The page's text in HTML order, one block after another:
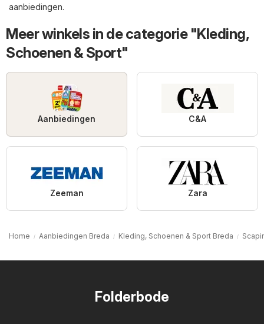
aanbiedingen.
Meer winkels in de categorie "Kleding,
Schoenen & Sport"
Aanbiedingen C&A
Zeeman Zara
Home Aanbiedingen Breda Kleding, Schoenen & Sport Breda
Folderbode